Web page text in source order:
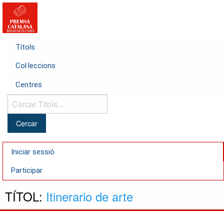
Títols
Col·leccions
Centres
Cercar
Títols...
Iniciar sessió
Participar
TÍTOL: Itinerario de arte